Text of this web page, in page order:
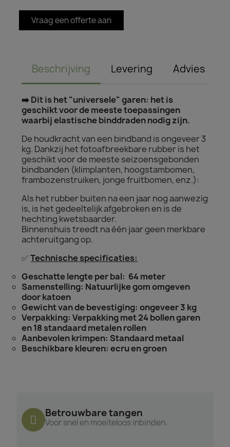
Vraag een offerte aan
Beschrijving Levering Advies
➡️Dit is het "universele" garen: het is
geschikt voor de meeste toepassingen
waarbij elastische binddraden nodig zijn.
De houdkracht van een bindband is ongeveer 3
kg. Dankzij het fotoafbreekbare rubber is het
geschikt voor de meeste seizoensgebonden
bindbanden (klimplanten, hoogstambomen,
frambozenstruiken, jonge fruitbomen, enz.):
Als het rubber buiten na een jaar nog aanwezig
is, is het gedeeltelijk afgebroken en is de
hechting kwetsbaarder.
Binnenshuis treedt na één jaar geen merkbare
achteruitgang op.
✅Technische specificaties:
Geschatte lengte per bal: 64 meter
Samenstelling: Natuurlijke gom omgeven
door katoen
Gewicht van de bevestiging: ongeveer 3 kg
Verpakking: Verpakking met 24 bollen garen
en 18 standaard metalen rollen
Aanbevolen krimpen: Standaard metaal
Beschikbare kleuren: ecru en groen
Betrouwbare tangen
Voor snel en moeiteloos inbinden.